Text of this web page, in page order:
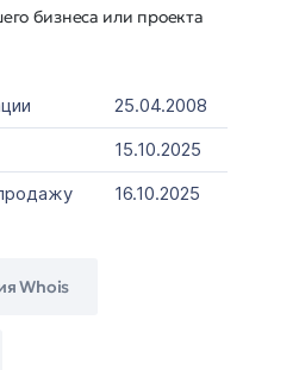
бизнеса или проекта
25.04.2008
15.10.2025
16.10.2025
Whois